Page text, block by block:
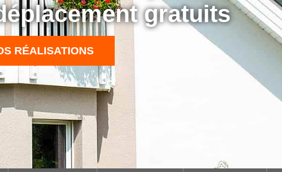
gratuits
RÉALISATIONS